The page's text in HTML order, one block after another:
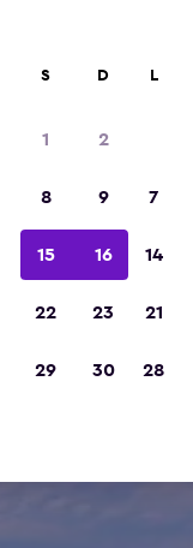
S D
1 2
8 9
15 16
22 23
29 30
L
7
14
21
28